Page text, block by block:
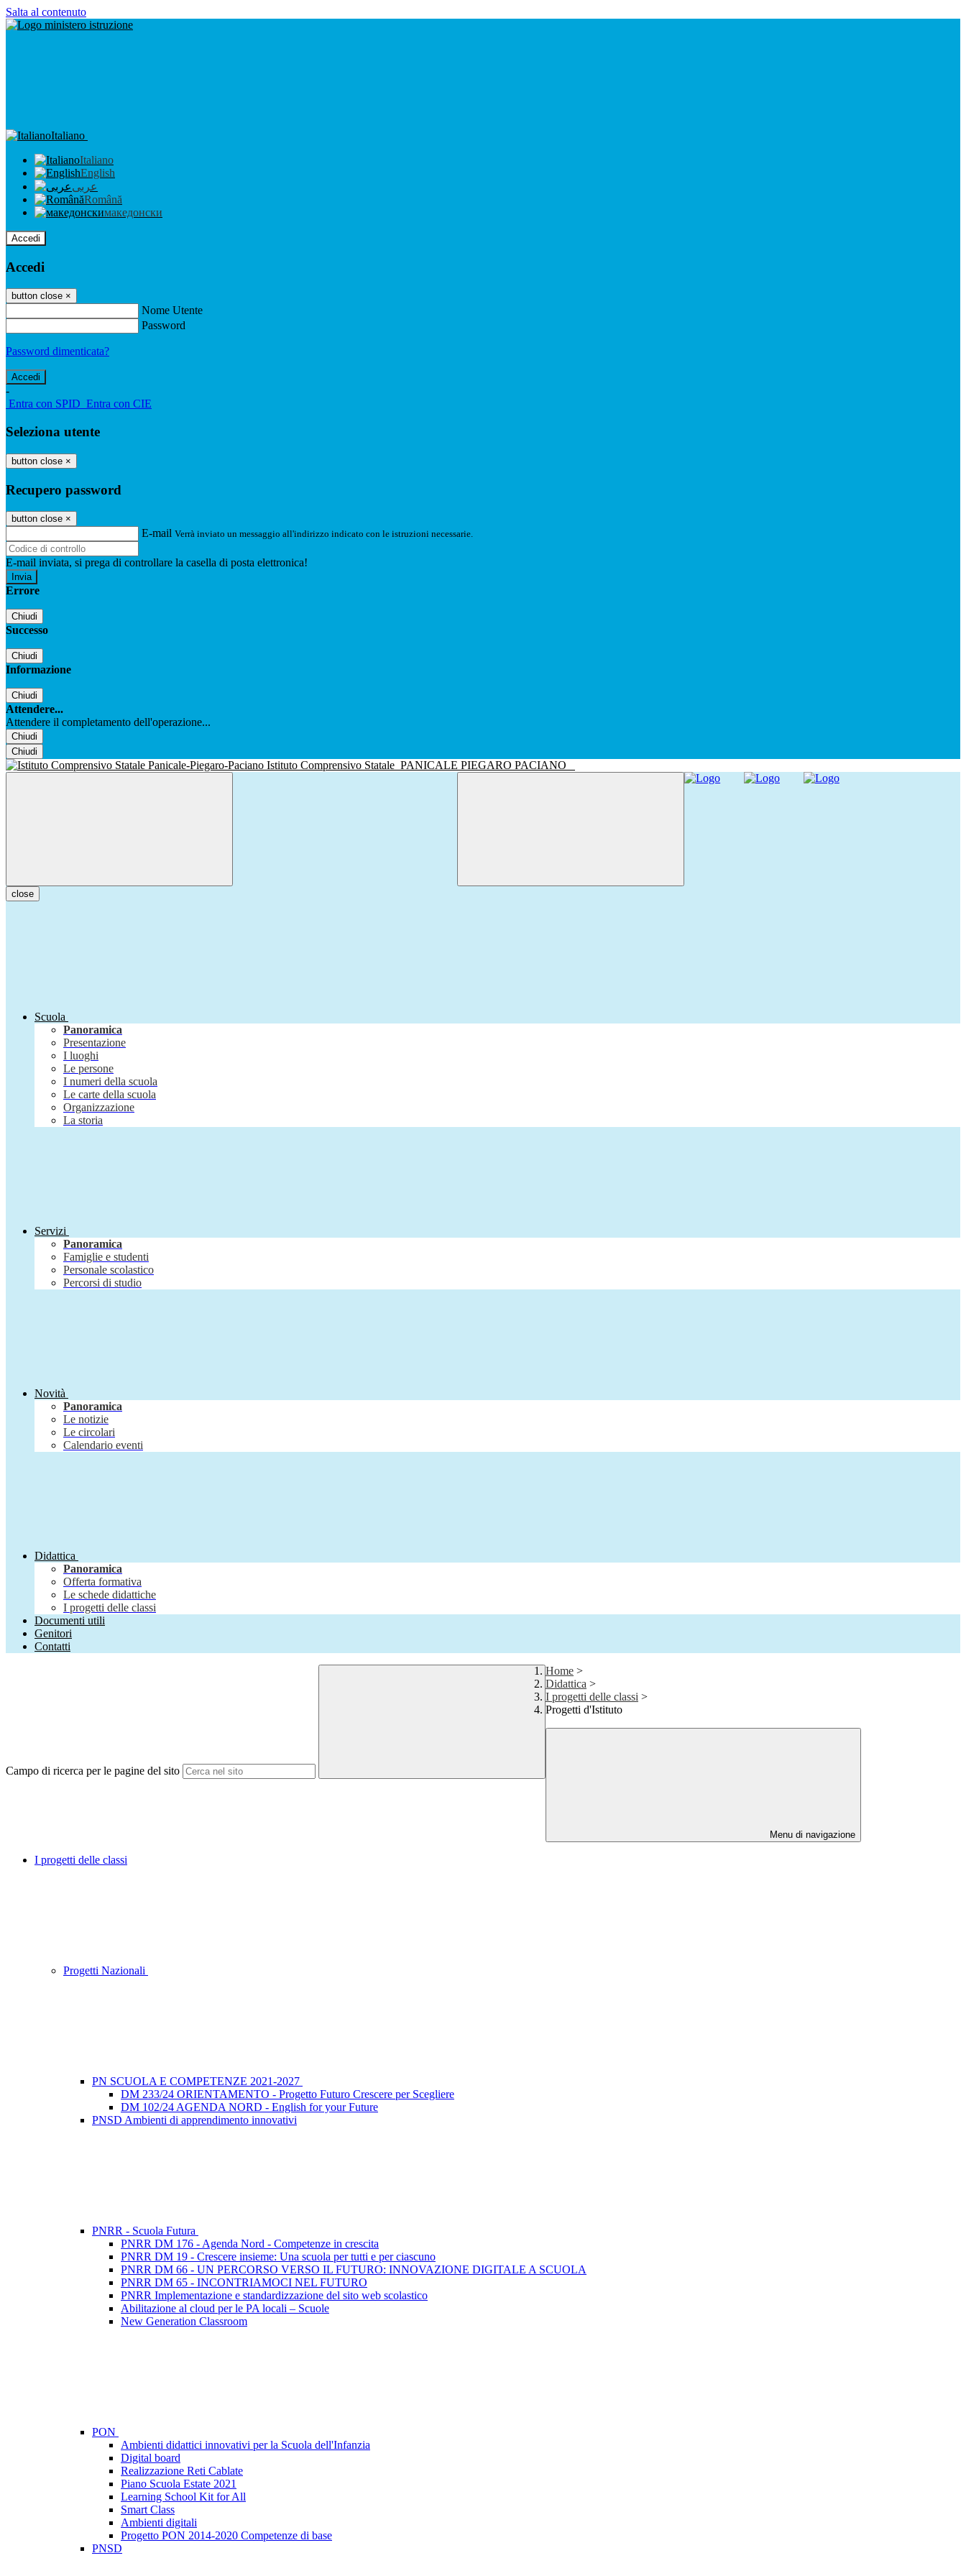
Salta al contenuto
Italiano
Italiano
English
عربى
Română
македонски
Accedi
Accedi
button close ×
Nome Utente
Password
Password dimenticata?
-
Entra con SPID Entra con CIE
Seleziona utente
button close ×
Recupero password
button close ×
E-mail Verrà inviato un messaggio all'indirizzo indicato con le istruzioni necessarie.
E-mail inviata, si prega di controllare la casella di posta elettronica!
Errore
Chiudi
Successo
Chiudi
Informazione
Chiudi
Attendere...
Attendere il completamento dell'operazione...
Chiudi
Chiudi
Istituto Comprensivo Statale PANICALE PIEGARO PACIANO
close
Scuola
Panoramica
Presentazione
I luoghi
Le persone
I numeri della scuola
Le carte della scuola
Organizzazione
La storia
Servizi
Panoramica
Famiglie e studenti
Personale scolastico
Percorsi di studio
Novità
Panoramica
Le notizie
Le circolari
Calendario eventi
Didattica
Panoramica
Offerta formativa
Le schede didattiche
I progetti delle classi
Documenti utili
Genitori
Contatti
Campo di ricerca per le pagine del sito
Home >
Didattica >
I progetti delle classi >
Progetti d'Istituto
Menu di navigazione
I progetti delle classi
Progetti Nazionali
PN SCUOLA E COMPETENZE 2021-2027
DM 233/24 ORIENTAMENTO - Progetto Futuro Crescere per Scegliere
DM 102/24 AGENDA NORD - English for your Future
PNSD Ambienti di apprendimento innovativi
PNRR - Scuola Futura
PNRR DM 176 - Agenda Nord - Competenze in crescita
PNRR DM 19 - Crescere insieme: Una scuola per tutti e per ciascuno
PNRR DM 66 - UN PERCORSO VERSO IL FUTURO: INNOVAZIONE DIGITALE A SCUOLA
PNRR DM 65 - INCONTRIAMOCI NEL FUTURO
PNRR Implementazione e standardizzazione del sito web scolastico
Abilitazione al cloud per le PA locali – Scuole
New Generation Classroom
PON
Ambienti didattici innovativi per la Scuola dell'Infanzia
Digital board
Realizzazione Reti Cablate
Piano Scuola Estate 2021
Learning School Kit for All
Smart Class
Ambienti digitali
Progetto PON 2014-2020 Competenze di base
PNSD